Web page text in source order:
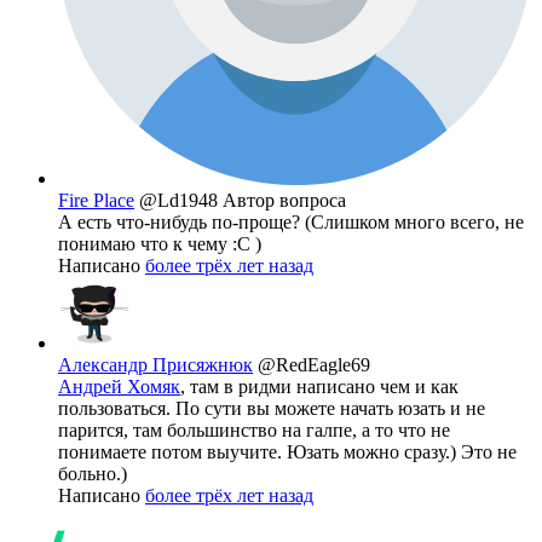
Fire Place @Ld1948 Автор вопроса
А есть что-нибудь по-проще? (Слишком много всего, не
понимаю что к чему :С )
Написано более трёх лет назад
Александр Присяжнюк @RedEagle69
Андрей Хомяк, там в ридми написано чем и как
пользоваться. По сути вы можете начать юзать и не
парится, там большинство на галпе, а то что не
понимаете потом выучите. Юзать можно сразу.) Это не
больно.)
Написано более трёх лет назад